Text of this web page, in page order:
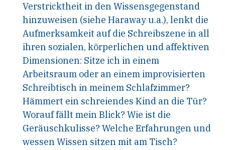
Verstricktheit in den Wissensgegenstand
hinzuweisen (siehe Haraway u.a.), lenkt die
Aufmerksamkeit auf die Schreibszene in all
ihren sozialen, körperlichen und affektiven
Dimensionen: Sitze ich in einem
Arbeitsraum oder an einem improvisierten
Schreibtisch in meinem Schlafzimmer?
Hämmert ein schreiendes Kind an die Tür?
Worauf fällt mein Blick? Wie ist die
Geräuschkulisse? Welche Erfahrungen und
wessen Wissen sitzen mit am Tisch?